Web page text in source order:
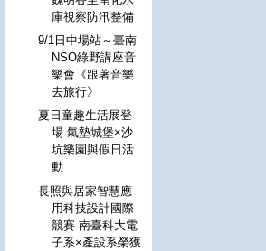
庫視察防汛整備
9/1日中場站～臺南
NSO綠野講座音
樂會《跟著音樂
去旅行》
夏日童趣生活展登
場 氣墊城堡×沙
坑樂園與假日活
動
長照與居家智慧應
用科技設計國際
競賽 南臺科大電
子系×產設系榮獲